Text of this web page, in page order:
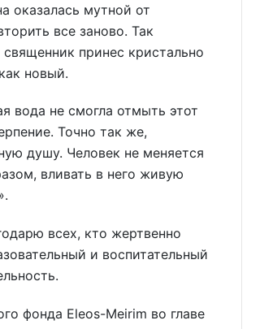
оказалась мутной от
все заново. Так
принес кристально
новый.
вода не смогла отмыть этот
Точно так же,
душу. Человек не меняется
вливать в него живую
всех, кто жертвенно
и воспитательный
фонда Eleos-Meirim во главе